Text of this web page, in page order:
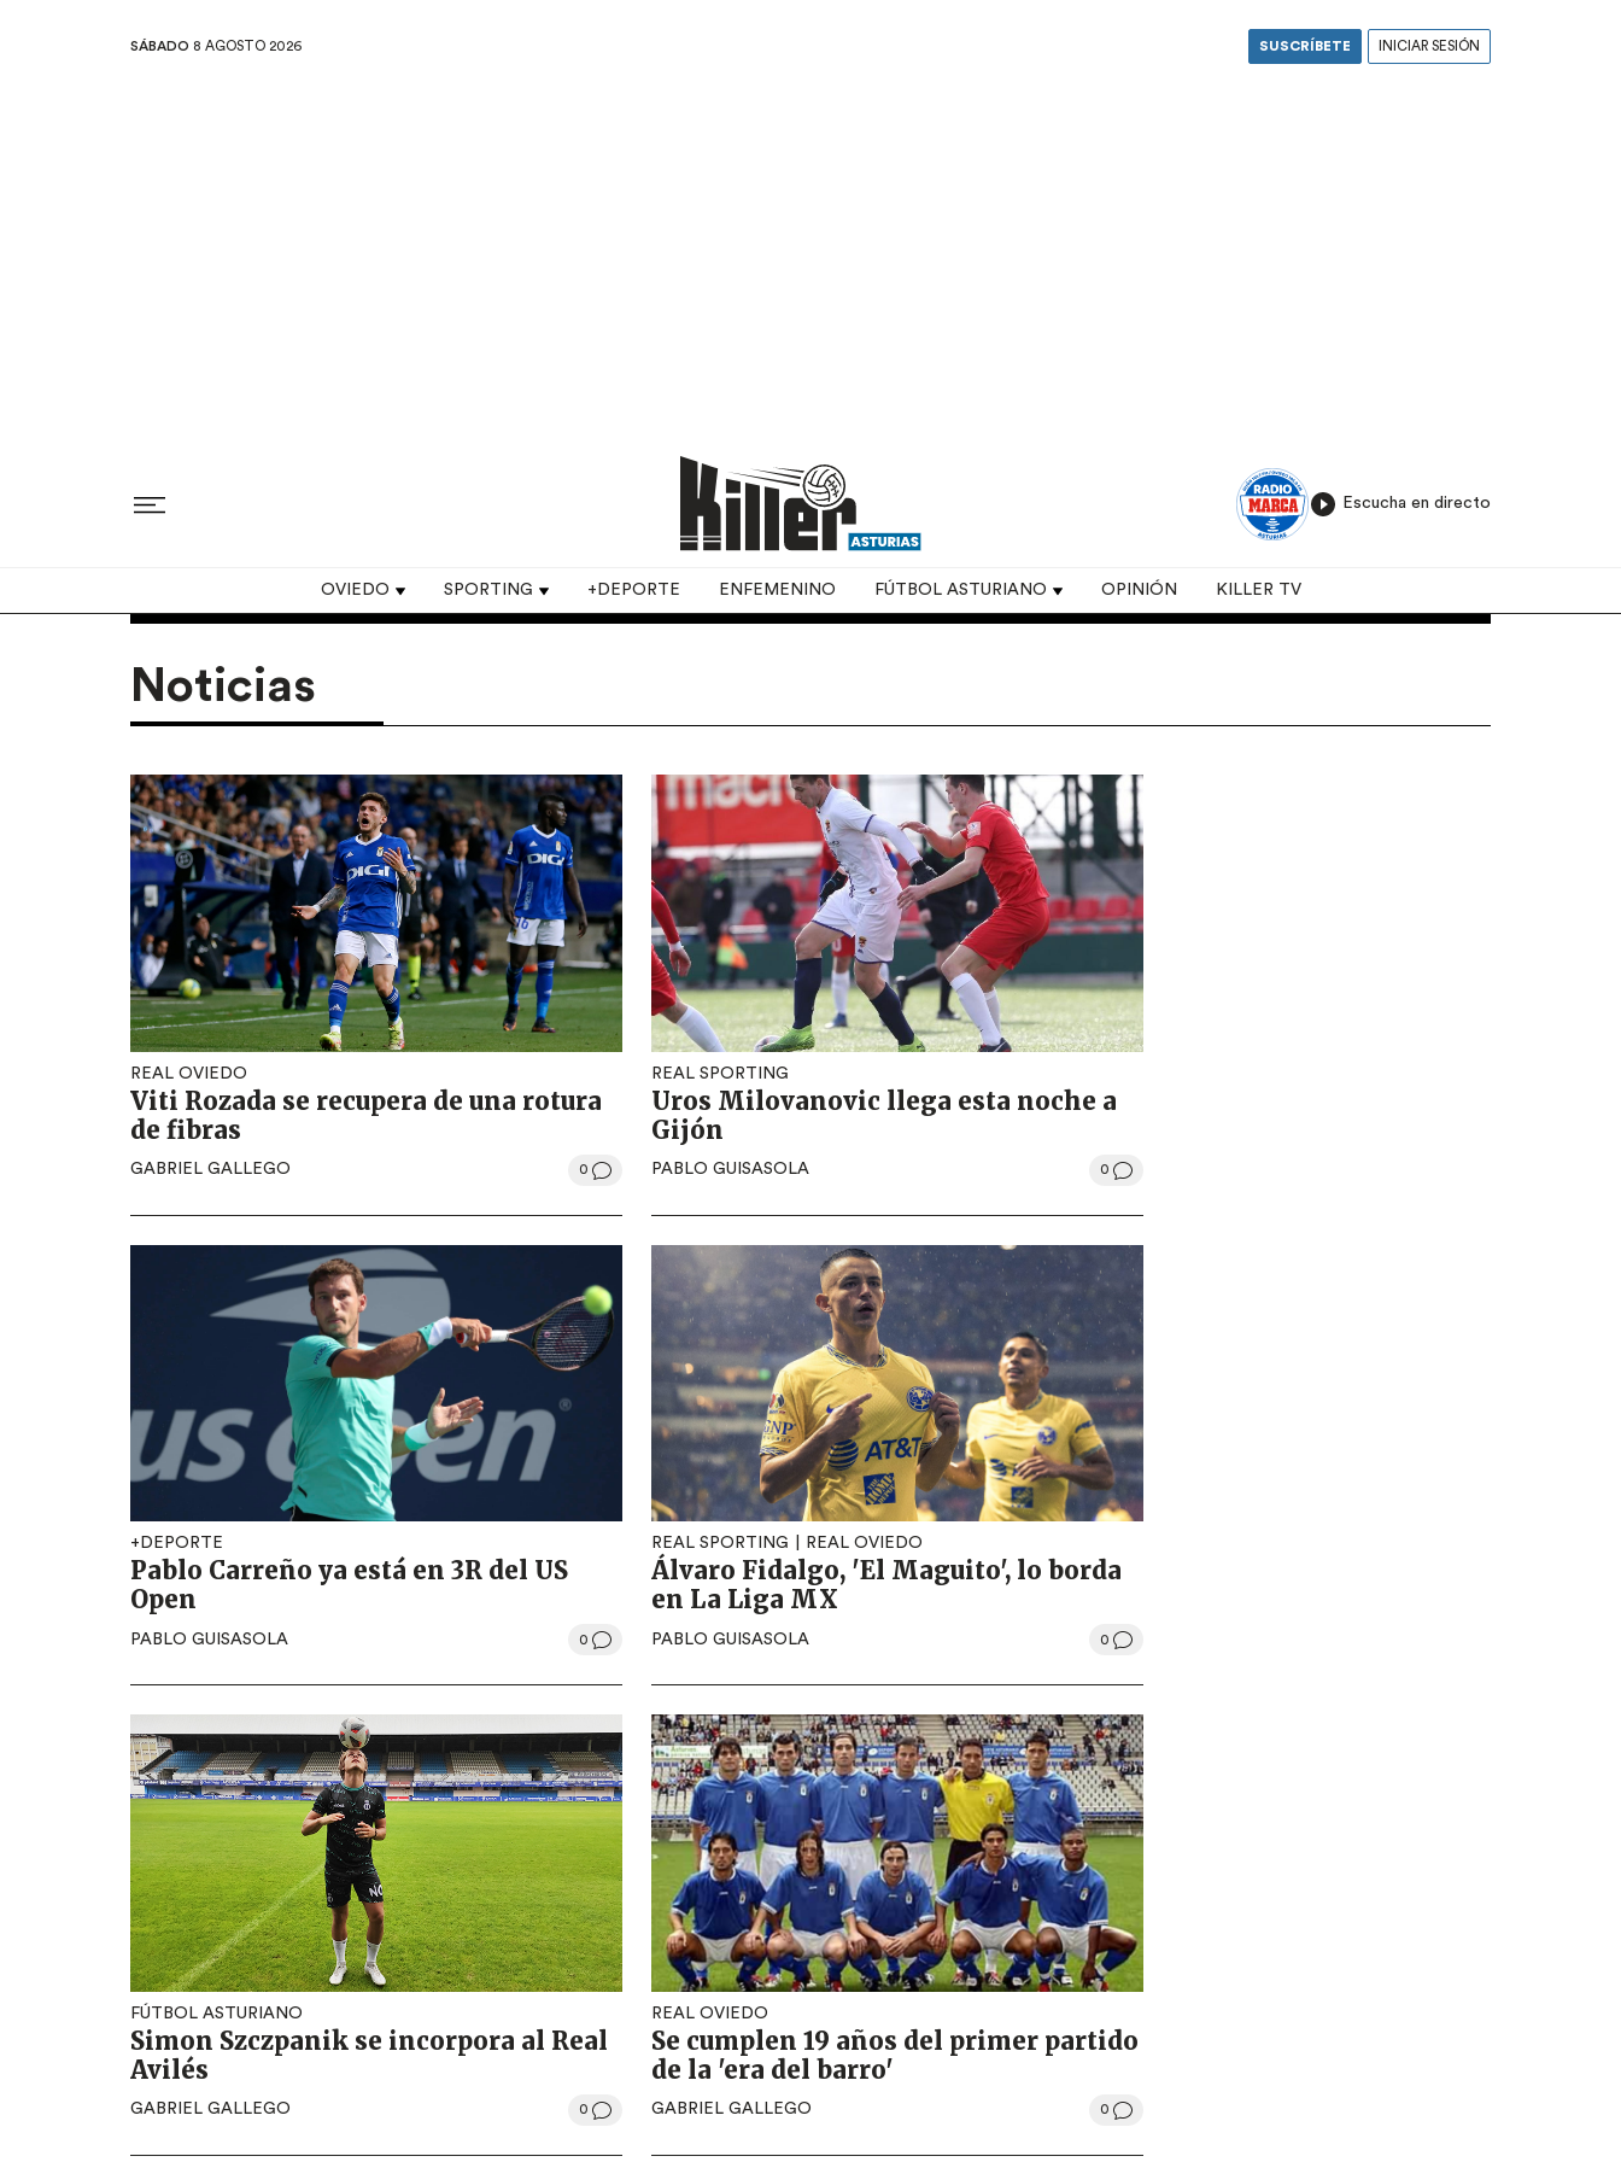
SÁBADO 8 AGOSTO 2026 SUSCRÍBETE INICIAR SESIÓN
Escucha en directo
Top navigation
OVIEDO SPORTING +DEPORTE ENFEMENINO FÚTBOL ASTURIANO OPINIÓN KILLER TV
Noticias
REAL OVIEDO
Viti Rozada se recupera de una rotura
de fibras
GABRIEL GALLEGO 0
REAL SPORTING
Uros Milovanovic llega esta noche a
Gijón
PABLO GUISASOLA 0
+DEPORTE
Pablo Carreño ya está en 3R del US
Open
PABLO GUISASOLA 0
REAL SPORTING REAL OVIEDO
Álvaro Fidalgo, 'El Maguito', lo borda
en La Liga MX
PABLO GUISASOLA 0
FÚTBOL ASTURIANO
Simon Szczpanik se incorpora al Real
Avilés
GABRIEL GALLEGO 0
REAL OVIEDO
Se cumplen 19 años del primer partido
de la 'era del barro'
GABRIEL GALLEGO 0